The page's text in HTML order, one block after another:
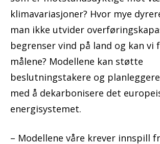
klimavariasjoner? Hvor mye
man ikke utvider
begrenser vind på land og kan vi
målene? Modellene kan støtte
beslutningstakere og
med å dekarbonisere det
energisystemet.
– Modellene våre krever innspill